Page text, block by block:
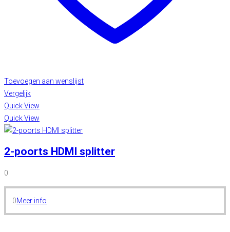
Toevoegen aan wenslijst
Vergelijk
Quick View
Quick View
2-poorts HDMI splitter
0
0Meer info